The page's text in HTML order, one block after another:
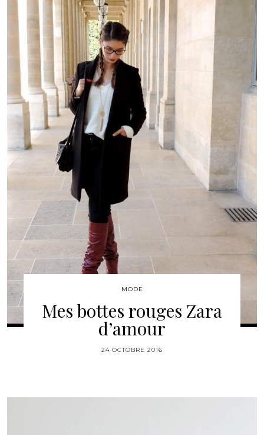
MODE
Mes bottes rouges Zara
d’amour
24 OCTOBRE 2016